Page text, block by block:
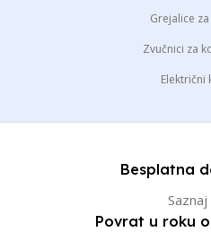
Grejalice
Zvučnici za
Električni
Besplatna
Saznaj
Povrat u roku